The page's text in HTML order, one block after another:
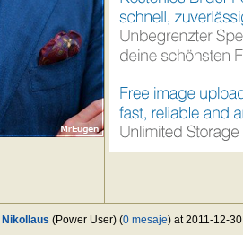
Nikollaus (Power User) (0 mesaje) at 2011-12-